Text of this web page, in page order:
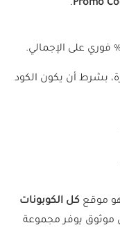
Promo
.
بشرط أن يكون الكود
موقع كل الكوبونات
يوفر مجموعة